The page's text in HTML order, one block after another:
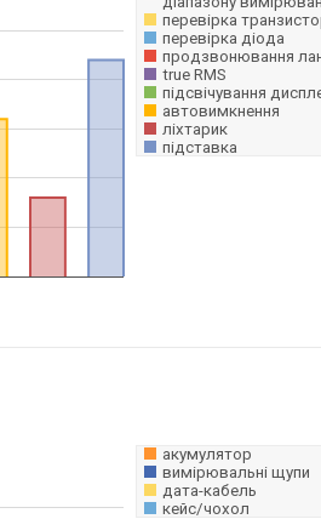
перевірка
перевірка діода
продзвонювання
true RMS
підсвічування
автовимкнення
ліхтарик
підставка
акумулятор
вимірювальні щупи
дата-кабель
кейс/чохол